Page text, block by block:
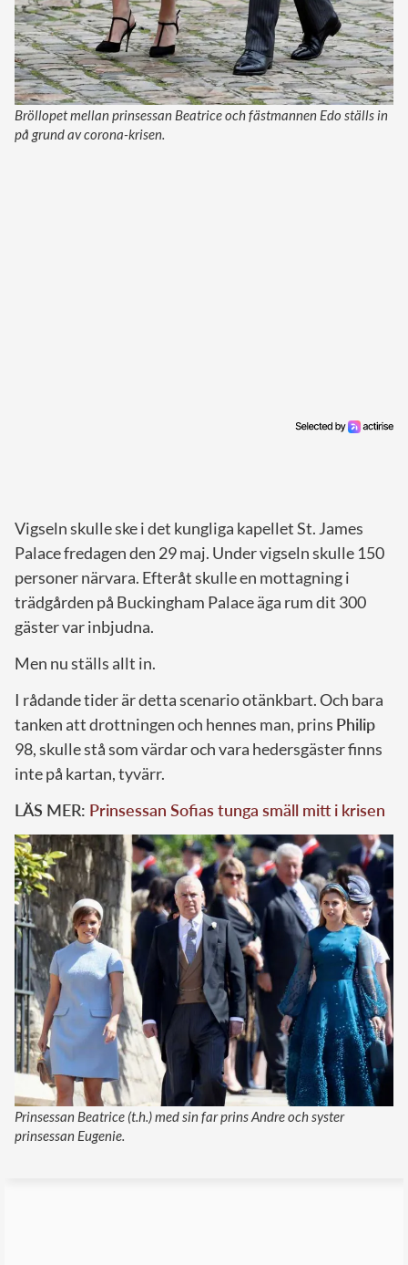
Bröllopet mellan prinsessan Beatrice och fästmannen Edo ställs in
på grund av corona-krisen.
Vigseln skulle ske i det kungliga kapellet St. James
Palace fredagen den 29 maj. Under vigseln skulle 150
personer närvara. Efteråt skulle en mottagning i
trädgården på Buckingham Palace äga rum dit 300
gäster var inbjudna.
Men nu ställs allt in.
I rådande tider är detta scenario otänkbart. Och bara
tanken att drottningen och hennes man, prins Philip
98, skulle stå som värdar och vara hedersgäster finns
inte på kartan, tyvärr.
LÄS MER: Prinsessan Sofias tunga smäll mitt i krisen
Prinsessan Beatrice (t.h.) med sin far prins Andre och syster
prinsessan Eugenie.